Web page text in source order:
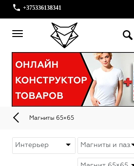
+375336138341
Магниты 65×65